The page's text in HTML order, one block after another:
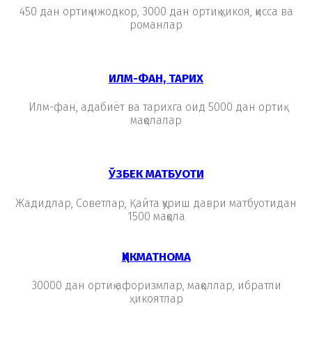
450 дан ортиқ ижодкор, 3000 дан ортиқ ҳикоя, қисса ва
романлар
ИЛМ-ФАН, ТАРИХ
Илм-фан, адабиёт ва тарихга оид 5000 дан ортиқ
мақолалар
ЎЗБЕК МАТБУОТИ
Жадидлар, Советлар, Қайта қуриш даври матбуотидан
1500 мақола
ҲИКМАТНОМА
30000 дан ортиқ афоризмлар, мақоллар, ибратли
ҳикоятлар